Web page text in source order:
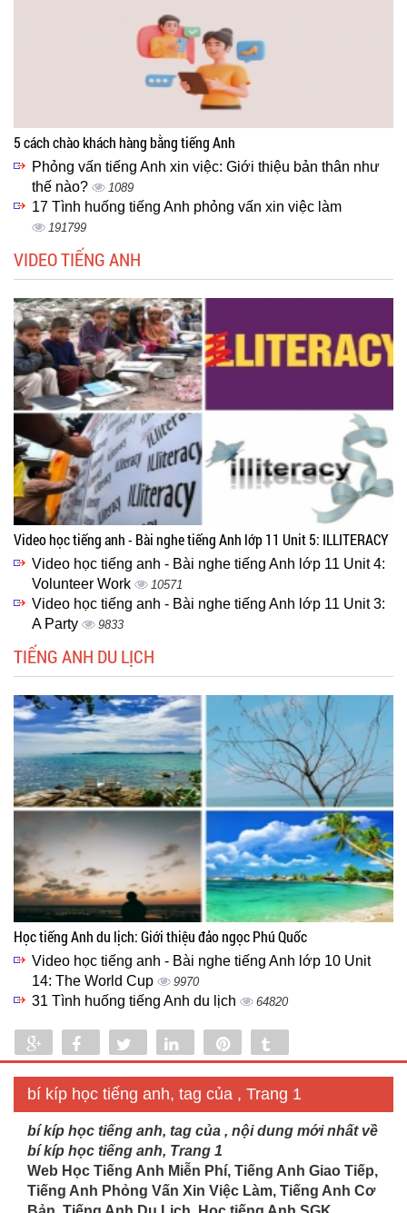
5 cách chào khách hàng bằng tiếng Anh
Phỏng vấn tiếng Anh xin việc: Giới thiệu bản thân như
thế nào?
1089
17 Tình huống tiếng Anh phỏng vấn xin việc làm
191799
VIDEO TIẾNG ANH
Video học tiếng anh - Bài nghe tiếng Anh lớp 11 Unit 5: ILLITERACY
Video học tiếng anh - Bài nghe tiếng Anh lớp 11 Unit 4:
Volunteer Work
10571
Video học tiếng anh - Bài nghe tiếng Anh lớp 11 Unit 3:
A Party
9833
TIẾNG ANH DU LỊCH
Học tiếng Anh du lịch: Giới thiệu đảo ngọc Phú Quốc
Video học tiếng anh - Bài nghe tiếng Anh lớp 10 Unit
14: The World Cup
9970
31 Tình huống tiếng Anh du lịch 64820
Share Share Tweet Share
bí kíp học tiếng anh, tag của , Trang 1
bí kíp học tiếng anh, tag của , nội dung mới nhất về
bí kíp học tiếng anh, Trang 1
Web Học Tiếng Anh Miễn Phí, Tiếng Anh Giao Tiếp,
Tiếng Anh Phỏng Vấn Xin Việc Làm, Tiếng Anh Cơ